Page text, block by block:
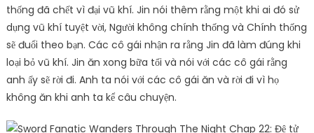
thống đã chết vì đại vũ khí. Jin nói thêm rằng một khi ai đó sử
dụng vũ khí tuyệt vời, Người không chính thống và Chính thống
sẽ đuổi theo bạn. Các cô gái nhận ra rằng Jin đã làm đúng khi
loại bỏ vũ khí. Jin ăn xong bữa tối và nói với các cô gái rằng
anh ấy sẽ rời đi. Anh ta nói với các cô gái ăn và rời đi vì họ
không ăn khi anh ta kể câu chuyện.